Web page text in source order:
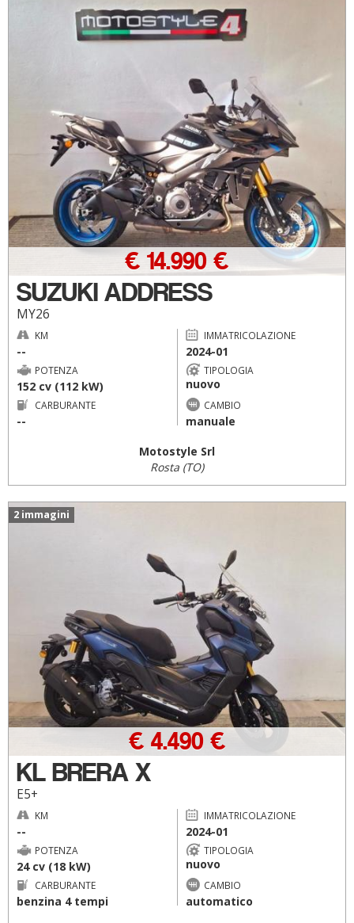
SUZUKI ADDRESS
MY26
€ 14.990 €
KM
--
IMMATRICOLAZIONE
2024-01
POTENZA
152 cv (112 kW)
TIPOLOGIA
nuovo
CARBURANTE
--
CAMBIO
manuale
Motostyle Srl
Rosta (TO)
2 immagini
KL BRERA X
E5+
€ 4.490 €
KM
--
IMMATRICOLAZIONE
2024-01
POTENZA
24 cv (18 kW)
TIPOLOGIA
nuovo
CARBURANTE
benzina 4 tempi
CAMBIO
automatico